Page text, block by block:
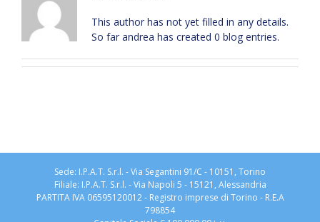
This author has not yet filled in any details.
So far andrea has created 0 blog entries.
Sede: I.P.A.T. S.r.l. - Via Segantini 91/C - 10151, Torino
Filiale: I.P.A.T. S.r.l. - Via Napoli 5 - 15121, Alessandria
PARTITA IVA 06595120012 - Registro imprese di Torino - R.E.A
798854